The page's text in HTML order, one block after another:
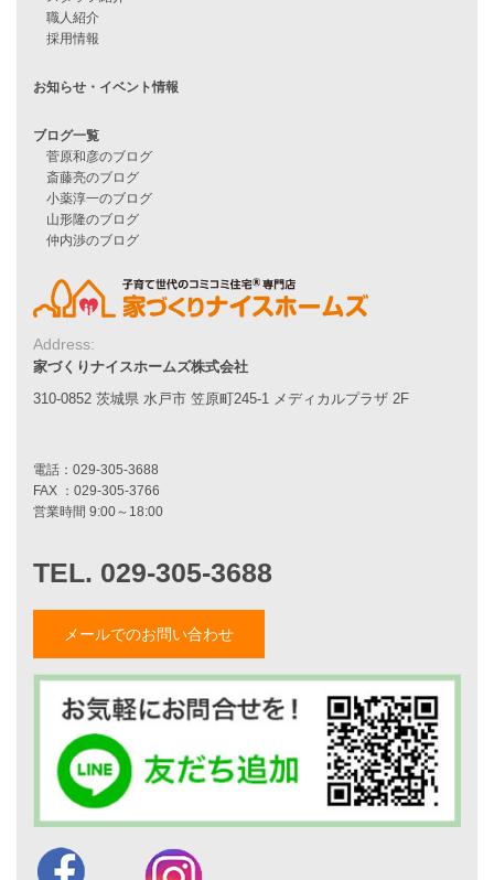
家づくりの流れ
7つのポイント
平屋をお考えの方へ
リフォームをお考えの方へ
施工事例一覧
家づくりストーリー
お客様の声
家づくりナイスホームズについて
家づくりへの想い
スタッフ紹介
お知らせ・イベント情報
菅原和彦のブログ
山形隆のブログ
仲内渉のブログ
Address:
家づくりナイスホームズ株式会社
310-0852 茨城県 水戸市 笠原町245-1 メディカルプラザ 2F
メールでのお問い合わせ